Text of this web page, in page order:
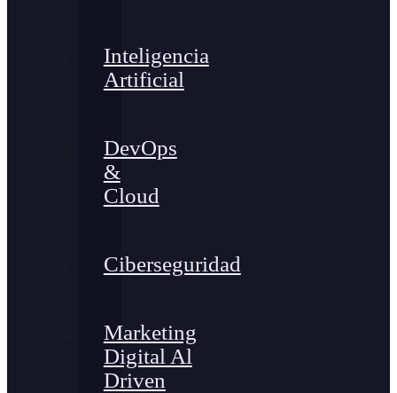
Inteligencia
Artificial
DevOps
&
Cloud
Ciberseguridad
Marketing
Digital Al
Driven